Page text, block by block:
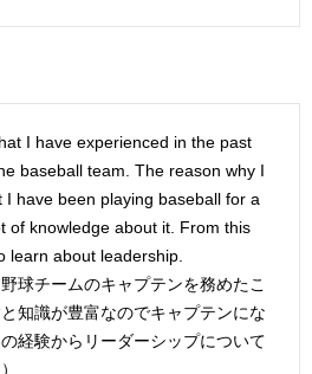
I have experienced in the past
baseball team. The reason why I
I have been playing baseball for a
of knowledge about it. From this
learn about leadership.
球チームのキャプテンを務めたこ
知識が豊富なのでキャプテンにな
経験からリーダーシップについて